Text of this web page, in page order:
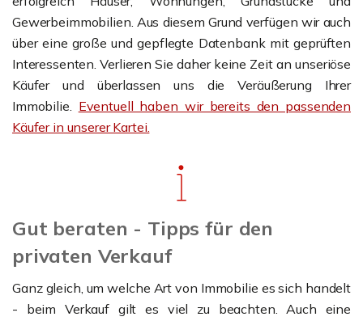
Gewerbeimmobilien. Aus diesem Grund verfügen wir auch
über eine große und gepflegte Datenbank mit geprüften
Interessenten. Verlieren Sie daher keine Zeit an unseriöse
Käufer und überlassen uns die Veräußerung Ihrer
Immobilie. Eventuell haben wir bereits den passenden
Käufer in unserer Kartei.
Gut beraten - Tipps für den
privaten Verkauf
Ganz gleich, um welche Art von Immobilie es sich handelt
- beim Verkauf gilt es viel zu beachten. Auch eine